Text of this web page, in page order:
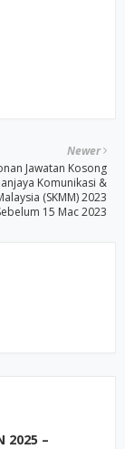
Newer
Jawatan Kosong
Komunikasi &
(SKMM) 2023
15 Mac 2023
2025 –